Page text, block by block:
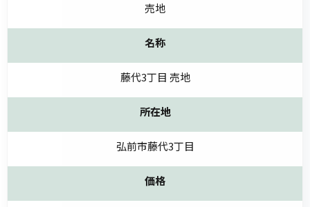
売地
名称
藤代3丁目 売地
所在地
弘前市藤代3丁目
価格